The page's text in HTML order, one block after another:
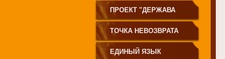
ПРОЕКТ "ДЕРЖАВА
СВЕТА"
ТОЧКА НЕВОЗВРАТА
ЕДИНЫЙ ЯЗЫК